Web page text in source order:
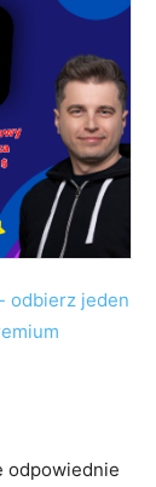
- odbierz jeden
odpowiednie